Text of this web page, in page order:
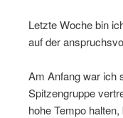
Letzte Woche bin
auf der
Am Anfang war ich
Spitzengruppe
hohe Tempo